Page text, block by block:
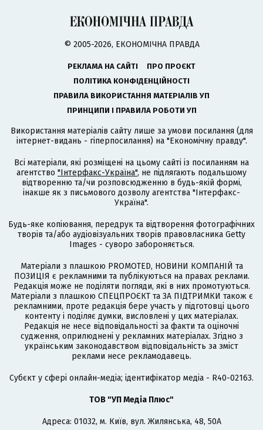
© 2005-2026, ЕКОНОМІЧНА ПРАВДА
РЕКЛАМА НА САЙТІ
ПРО ПРОЄКТ
ПОЛІТИКА КОНФІДЕНЦІЙНОСТІ
ПРАВИЛА ВИКОРИСТАННЯ МАТЕРІАЛІВ УП
ПРИНЦИПИ І ПРАВИЛА РОБОТИ УП
Використання матеріалів сайту лише за умови посилання (для
інтернет-видань - гіперпосилання) на "Економічну правду".
Всі матеріали, які розміщені на цьому сайті із посиланням на
агентство "Інтерфакс-Україна", не підлягають подальшому
відтворенню та/чи розповсюдженню в будь-якій формі,
інакше як з письмового дозволу агентства "Інтерфакс-
Україна".
Будь-яке копіювання, передрук та відтворення фотографічних
творів та/або аудіовізуальних творів правовласника Getty
Images - суворо забороняється.
Матеріали з плашкою PROMOTED, НОВИНИ КОМПАНІЙ та
ПОЗИЦІЯ є рекламними та публікуються на правах реклами.
Редакція може не поділяти погляди, які в них промотуються.
Матеріали з плашкою СПЕЦПРОЄКТ та ЗА ПІДТРИМКИ також є
рекламними, проте редакція бере участь у підготовці цього
контенту і поділяє думки, висловлені у цих матеріалах.
Редакція не несе відповідальності за факти та оціночні
судження, оприлюднені у рекламних матеріалах. Згідно з
українським законодавством відповідальність за зміст
реклами несе рекламодавець.
Cубєкт у сфері онлайн-медіа; ідентифікатор медіа - R40-02163.
ТОВ "УП Медіа Плюс"
Адреса: 01032, м. Київ, вул. Жилянська, 48, 50А